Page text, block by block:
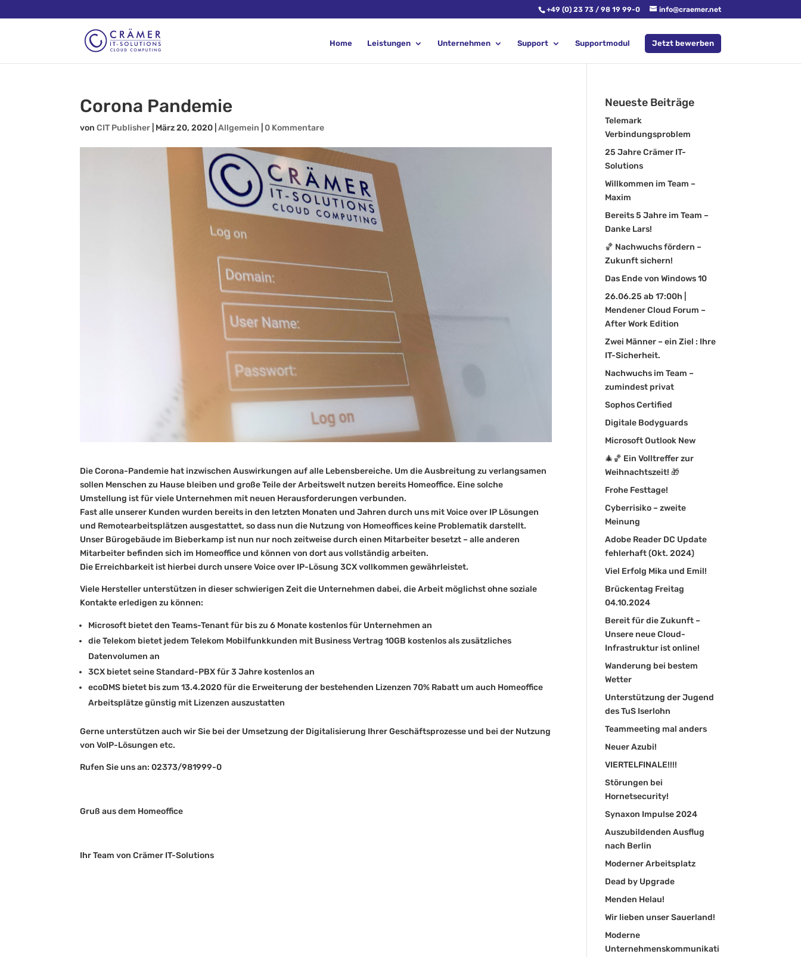
+49 (0) 23 73 / 98 19 99-0 info@craemer.net
Home Leistungen Unternehmen Support Supportmodul Jetzt bewerben
Corona Pandemie
vonCIT Publisher März 20, 2020 |Allgemein |0 Kommentare
Die Corona-Pandemie hat inzwischen Auswirkungen auf alle Lebensbereiche. Um die Ausbreitung zu verlangsamen
sollen Menschen zu Hause bleiben und große Teile der Arbeitswelt nutzen bereits Homeoffice. Eine solche
Umstellung ist für viele Unternehmen mit neuen Herausforderungen verbunden.
Fast alle unserer Kunden wurden bereits in den letzten Monaten und Jahren durch uns mit Voice over IP Lösungen
und Remotearbeitsplätzen ausgestattet, so dass nun die Nutzung von Homeoffices keine Problematik darstellt.
Unser Bürogebäude im Bieberkamp ist nun nur noch zeitweise durch einen Mitarbeiter besetzt – alle anderen
Mitarbeiter befinden sich im Homeoffice und können von dort aus vollständig arbeiten.
Die Erreichbarkeit ist hierbei durch unsere Voice over IP-Lösung 3CX vollkommen gewährleistet.
Viele Hersteller unterstützen in dieser schwierigen Zeit die Unternehmen dabei, die Arbeit möglichst ohne soziale
Kontakte erledigen zu können:
Microsoft bietet den Teams-Tenant für bis zu 6 Monate kostenlos für Unternehmen an
die Telekom bietet jedem Telekom Mobilfunkkunden mit Business Vertrag 10GB kostenlos als zusätzliches
Datenvolumen an
3CX bietet seine Standard-PBX für 3 Jahre kostenlos an
ecoDMS bietet bis zum 13.4.2020 für die Erweiterung der bestehenden Lizenzen 70% Rabatt um auch Homeoffice
Arbeitsplätze günstig mit Lizenzen auszustatten
Gerne unterstützen auch wir Sie bei der Umsetzung der Digitalisierung Ihrer Geschäftsprozesse und bei der Nutzung
von VoIP-Lösungen etc.
Rufen Sie uns an: 02373/981999-0
Gruß aus dem Homeoffice
Ihr Team von Crämer IT-Solutions
Neueste Beiträge
Telemark
Verbindungsproblem
25 Jahre Crämer IT-
Solutions
Willkommen im Team –
Maxim
Bereits 5 Jahre im Team –
Danke Lars!
🏀 Nachwuchs fördern –
Zukunft sichern!
Das Ende von Windows 10
26.06.25 ab 17:00h |
Mendener Cloud Forum –
After Work Edition
Zwei Männer – ein Ziel : Ihre
IT-Sicherheit.
Nachwuchs im Team –
zumindest privat
Sophos Certified
Digitale Bodyguards
Microsoft Outlook New
🎄🏀 Ein Volltreffer zur
Weihnachtszeit! 🎁
Frohe Festtage!
Cyberrisiko – zweite
Meinung
Adobe Reader DC Update
fehlerhaft (Okt. 2024)
Viel Erfolg Mika und Emil!
Brückentag Freitag
04.10.2024
Bereit für die Zukunft –
Unsere neue Cloud-
Infrastruktur ist online!
Wanderung bei bestem
Wetter
Unterstützung der Jugend
des TuS Iserlohn
Teammeeting mal anders
Neuer Azubi!
VIERTELFINALE!!!!
Störungen bei
Hornetsecurity!
Synaxon Impulse 2024
Auszubildenden Ausflug
nach Berlin
Moderner Arbeitsplatz
Dead by Upgrade
Menden Helau!
Wir lieben unser Sauerland!
Moderne
Unternehmenskommunikati